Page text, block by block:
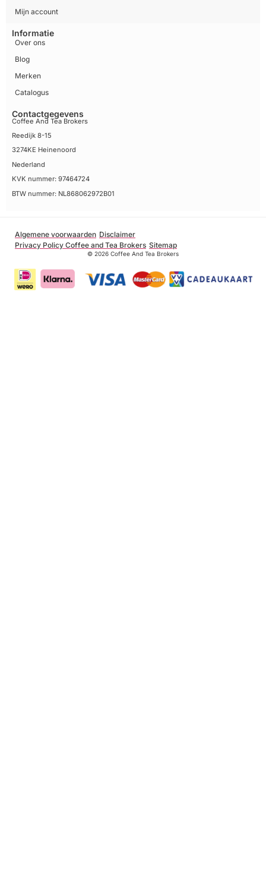
Mijn account
Informatie
Over ons
Blog
Merken
Catalogus
Contactgegevens
Coffee And Tea Brokers
Reedijk 8-15
3274KE Heinenoord
Nederland
KVK nummer: 97464724
BTW nummer: NL868062972B01
Algemene voorwaarden Disclaimer
Privacy Policy Coffee and Tea Brokers Sitemap
© 2026 Coffee And Tea Brokers